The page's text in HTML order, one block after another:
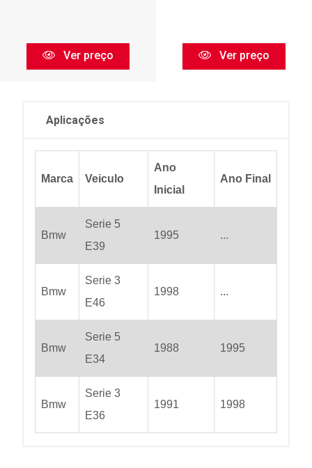
Ver preço Ver preço
Aplicações
Marca Veiculo
Ano
Inicial
Ano Final
Bmw
Serie 5
E39
1995 ...
Bmw
Serie 3
E46
1998 ...
Bmw
Serie 5
E34
1988 1995
Bmw
Serie 3
E36
1991 1998